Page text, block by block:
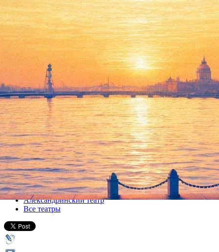
Театр Бориса Эйфмана
01 апреля 2013, понедельник,20.00
Версия для печати
Все спектакли
Александринский театр
Все театры